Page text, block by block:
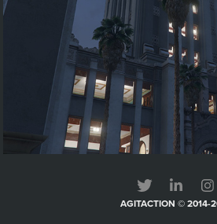
Élections : Bataille d’idées ou d’égos ?
AGITACTION © 2014-